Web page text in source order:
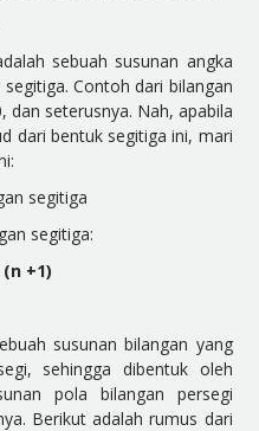
sebuah susunan angka
Contoh dari bilangan
dan seterusnya. Nah, apabila
dari bentuk segitiga ini, mari
segitiga:
+1)
susunan bilangan yang
sehingga dibentuk oleh
pola bilangan persegi
Berikut adalah rumus dari